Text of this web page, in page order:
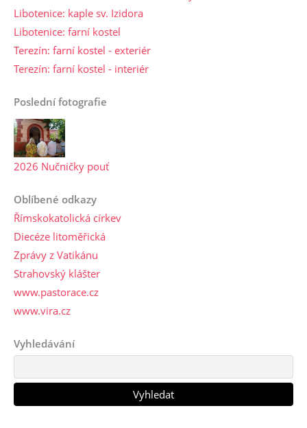
Libotenice: kaple sv. Izidora
Libotenice: farní kostel
Terezín: farní kostel - exteriér
Terezín: farní kostel - interiér
Poslední fotografie
2026 Nučničky pouť
Oblíbené odkazy
Římskokatolická církev
Diecéze litoměřická
Zprávy z Vatikánu
Strahovský klášter
www.pastorace.cz
www.vira.cz
Vyhledávání